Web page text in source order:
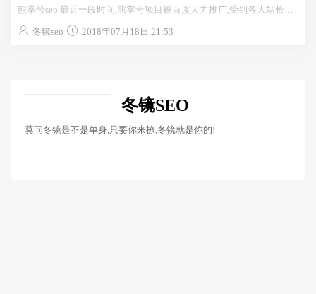
熊掌号seo 最近一段时间,熊掌号项目被百度大力推广,受到各大站长跟
随,但是在很多站长心中都一直迷茫...
冬镜seo 2018年07月18日 21:53
冬镜SEO
莫问冬镜是不是单身,只要你来撩,冬镜就是你的!